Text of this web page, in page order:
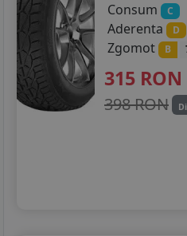
Consum
C
Aderenta D
Zgomot B
315 RON
398 RON